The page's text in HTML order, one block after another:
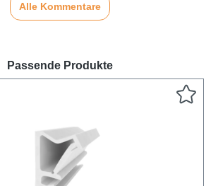
Alle Kommentare
Passende Produkte